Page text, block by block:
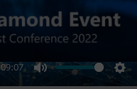
09:07
Mute